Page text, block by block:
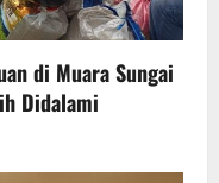
di Muara Sungai
Didalami